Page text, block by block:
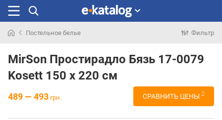
раньше
Постельное белье Фильтр
MirSon Простирадло Бязь 17-0079
Kosett 150 х 220 см
489 — 493 грн. СРАВНИТЬ ЦЕНЫ 2